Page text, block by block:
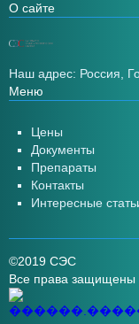
О сайте
Наш адрес: Россия,
Меню
Цены
Документы
Препараты
Контакты
Интересные
©2019 СЭС
Все права защищены